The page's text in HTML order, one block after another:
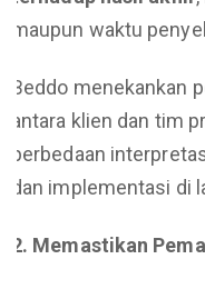
maupun waktu
Beddo menekankan
antara klien dan tim
perbedaan
dan implementasi di
2. Memastikan